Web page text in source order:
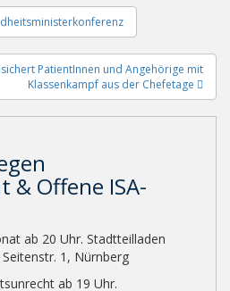
PatientInnen und Angehörige mit
Klassenkampf aus der Chefetage
& Offene ISA-
ab 20 Uhr. Stadtteilladen
1, Nürnberg
ab 19 Uhr.